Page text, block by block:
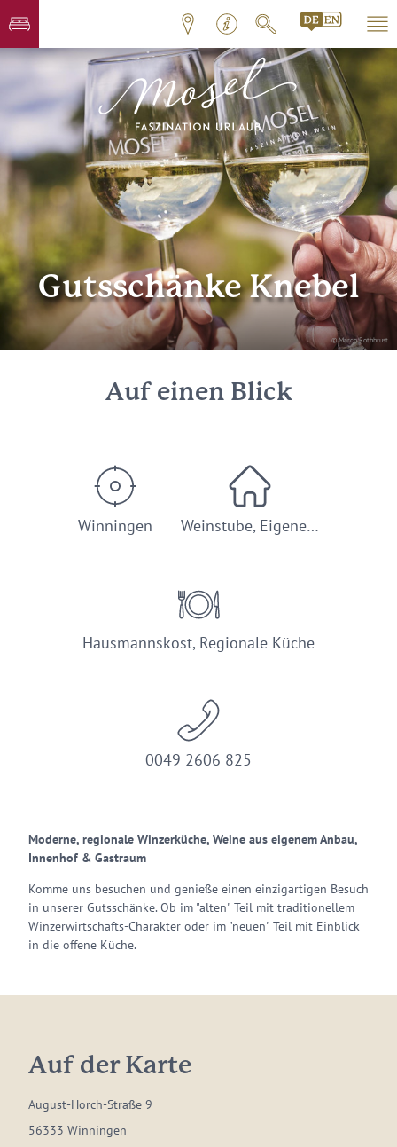
© Marco Rothbrust
Gutsschänke Knebel
Auf einen Blick
Winningen Weinstube, Eigene…
Hausmannskost, Regionale Küche
0049 2606 825
Moderne, regionale Winzerküche, Weine aus eigenem Anbau,
Innenhof & Gastraum
Komme uns besuchen und genieße einen einzigartigen Besuch
in unserer Gutsschänke. Ob im "alten" Teil mit traditionellem
Winzerwirtschafts-Charakter oder im "neuen" Teil mit Einblick
in die offene Küche.
Auf der Karte
August-Horch-Straße 9
56333 Winningen